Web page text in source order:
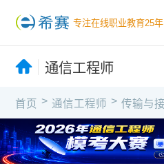
专注在线职业教育25年
通信工程师
首页 > 通信工程师 >